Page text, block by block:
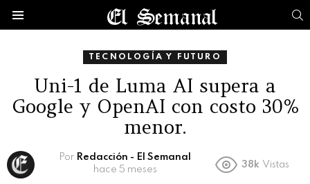
TECNOLOGÍA Y FUTURO
Uni-1 de Luma AI supera a
Google y OpenAI con costo 30%
menor.
Por Redacción - El Semanal
hace 5 meses
38k Vistas